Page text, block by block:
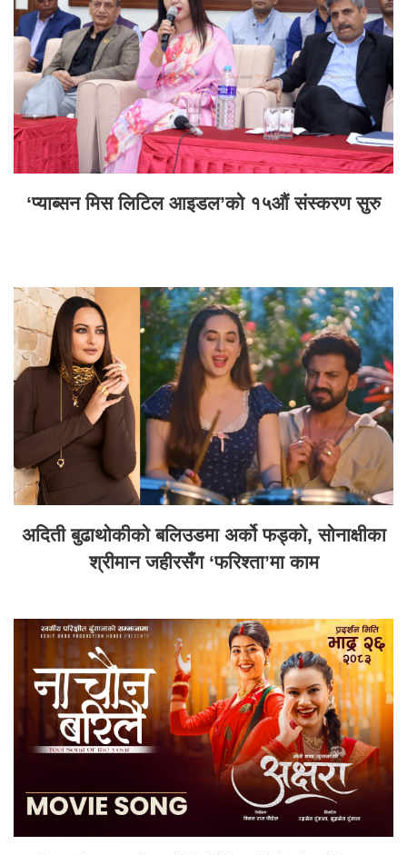
‘प्याब्सन मिस लिटिल आइडल’को १५औं संस्करण सुरु
अदिती बुढाथोकीको बलिउडमा अर्को फड्को, सोनाक्षीका
श्रीमान जहीरसँग ‘फरिश्ता’मा काम